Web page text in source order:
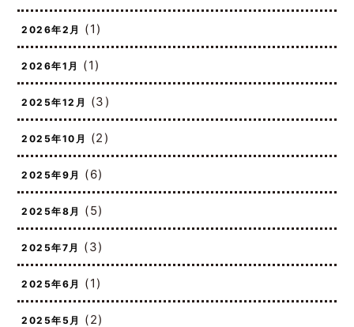
2026年3月(3)
2026年2月(1)
2026年1月(1)
2025年12月 (3)
2025年10月 (2)
2025年9月(6)
2025年8月(5)
2025年7月(3)
2025年6月(1)